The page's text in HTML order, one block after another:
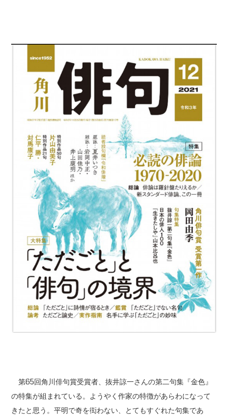
第65回角川俳句賞受賞者、抜井諒一さんの第二句集『金色』
の特集が組まれている。ようやく作家の特徴があらわになって
きたと思う。平明で奇を衒わない、とてもすぐれた句集であ